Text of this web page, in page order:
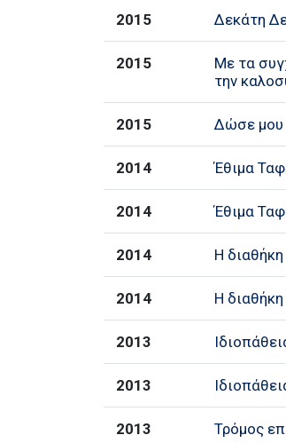
2015 Δεκάτη
2015
Με τα
την
2015 Δώσε μου
2014 Έθιμα
2014 Έθιμα
2014 Η
2014 Η
2013
2013
2013 Τρόμος